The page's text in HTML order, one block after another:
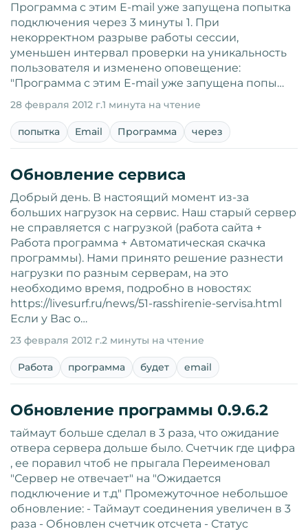
Программа с этим E-mail уже запущена попытка
подключения через 3 минуты 1. При
некорректном разрыве работы сессии,
уменьшен интервал проверки на уникальность
пользователя и изменено оповещение:
"Программа с этим E-mail уже запущена попы…
28 февраля 2012 г.1 минута на чтение
попытка Email Программа через
Обновление сервиса
Добрый день. В настоящий момент из-за
больших нагрузок на сервис. Наш старый сервер
не справляется с нагрузкой (работа сайта +
Работа программа + Автоматическая скачка
программы). Нами принято решение разнести
нагрузки по разным серверам, на это
необходимо время, подробно в новостях:
https://livesurf.ru/news/51-rasshirenie-servisa.html
Если у Вас о…
23 февраля 2012 г.2 минуты на чтение
Работа программа будет email
Обновление программы 0.9.6.2
таймаут больше сделал в 3 раза, что ожидание
отвера сервера дольше было. Счетчик где цифра
, ее поравил чтоб не прыгала Переименовал
"Сервер не отвечает" на "Ожидается
подключение и т.д" Промежуточное небольшое
обновление: - Таймаут соединения увеличен в 3
раза - Обновлен счетчик отсчета - Статус